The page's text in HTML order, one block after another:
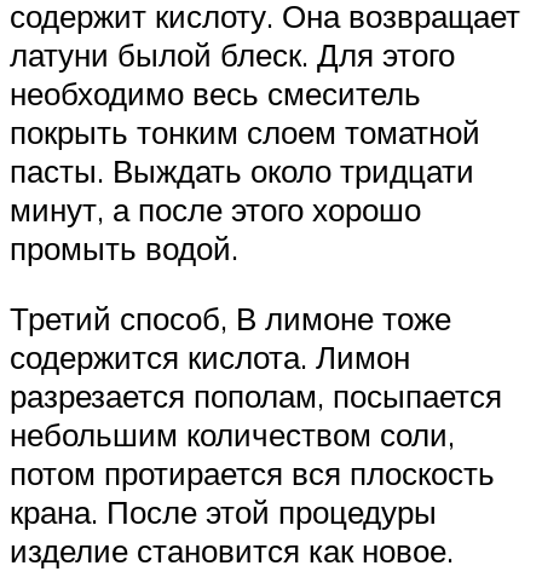
содержит кислоту. Она возвращает
латуни былой блеск. Для этого
необходимо весь смеситель
покрыть тонким слоем томатной
пасты. Выждать около тридцати
минут, а после этого хорошо
промыть водой.
Третий способ, В лимоне тоже
содержится кислота. Лимон
разрезается пополам, посыпается
небольшим количеством соли,
потом протирается вся плоскость
крана. После этой процедуры
изделие становится как новое.